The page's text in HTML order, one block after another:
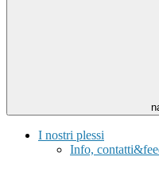
I nostri plessi
Info,